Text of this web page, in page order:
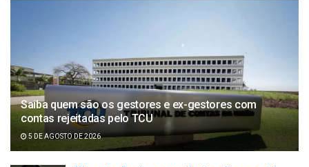
Saiba quem são os gestores e ex-gestores com
contas rejeitadas pelo TCU
5 DE AGOSTO DE 2026